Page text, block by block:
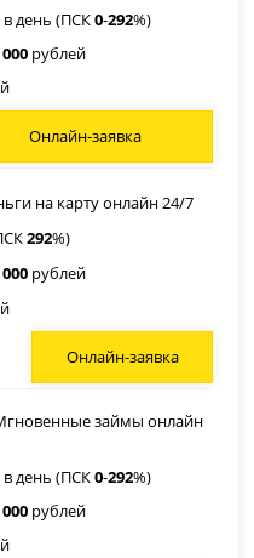
в день (ПСК0-292%)
рублей
Онлайн-заявка
на карту онлайн 24/7
292%)
рублей
Онлайн-заявка
займы онлайн
в день (ПСК0-292%)
рублей